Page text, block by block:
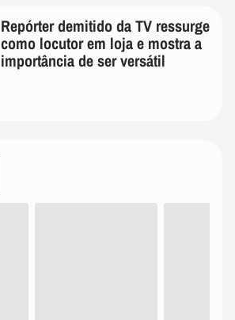
Repórter demitido da TV ressurge
como locutor em loja e mostra a
importância de ser versátil